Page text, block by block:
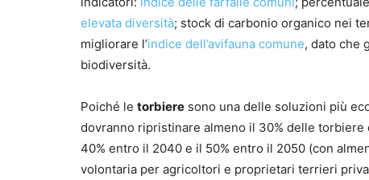
elevata diversità; stock di carbonio organico nei
migliorare l’indice dell’avifauna comune, dato che
biodiversità.
Poiché le torbiere sono una delle soluzioni più
dovranno ripristinare almeno il 30% delle
40% entro il 2040 e il 50% entro il 2050 (con
volontaria per agricoltori e proprietari terrieri